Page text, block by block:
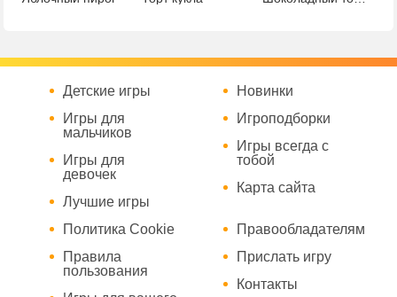
Детские игры
Игры для
мальчиков
Игры для
девочек
Лучшие игры
Новинки
Игроподборки
Игры всегда с
тобой
Карта сайта
Политика Cookie
Правила
пользования
Правообладателям
Прислать игру
Контакты